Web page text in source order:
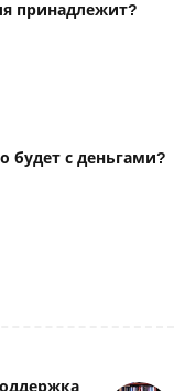
принадлежит?
будет с деньгами?